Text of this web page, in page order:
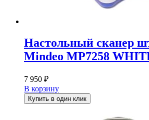
Настольный сканер
Mindeo MP7258
7 950 ₽
В корзину
Купить в один клик